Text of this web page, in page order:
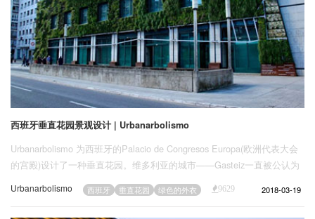
西班牙垂直花园景观设计 | Urbanarbolismo
Urbanarbolismo 为西班牙的Palacio de Congresos Europa(欧洲代表大会
的宫殿)设计了一种垂直花园。维多利亚的城市——Gasteiz一直被公认为
Urbanarbolismo和Unusualgreen工作室为这座建筑穿上了绿色的外衣。
Urbanarbolismo 西班牙 垂直花园 绿色的外衣 9629 2018-03-19